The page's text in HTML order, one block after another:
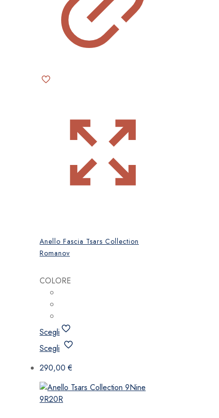
Anello Fascia Tsars Collection
Romanov
COLORE
Scegli
Scegli Questo
ha
varianti.
Le
290,00€